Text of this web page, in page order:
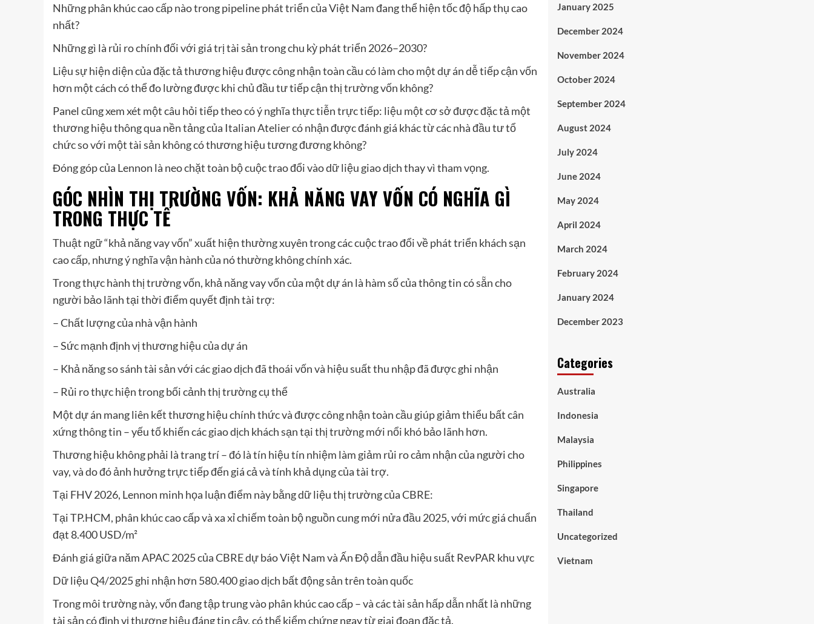
Những phân khúc cao cấp nào trong pipeline phát triển của Việt Nam đang thể hiện tốc độ hấp thụ cao
nhất?
Những gì là rủi ro chính đối với giá trị tài sản trong chu kỳ phát triển 2026–2030?
Liệu sự hiện diện của đặc tả thương hiệu được công nhận toàn cầu có làm cho một dự án dễ tiếp cận vốn
hơn một cách có thể đo lường được khi chủ đầu tư tiếp cận thị trường vốn không?
Panel cũng xem xét một câu hỏi tiếp theo có ý nghĩa thực tiễn trực tiếp: liệu một cơ sở được đặc tả một
thương hiệu thông qua nền tảng của Italian Atelier có nhận được đánh giá khác từ các nhà đầu tư tổ
chức so với một tài sản không có thương hiệu tương đương không?
Đóng góp của Lennon là neo chặt toàn bộ cuộc trao đổi vào dữ liệu giao dịch thay vì tham vọng.
GÓC NHÌN THỊ TRƯỜNG VỐN: KHẢ NĂNG VAY VỐN CÓ NGHĨA GÌ
TRONG THỰC TẾ
Thuật ngữ “khả năng vay vốn” xuất hiện thường xuyên trong các cuộc trao đổi về phát triển khách sạn
cao cấp, nhưng ý nghĩa vận hành của nó thường không chính xác.
Trong thực hành thị trường vốn, khả năng vay vốn của một dự án là hàm số của thông tin có sẵn cho
người bảo lãnh tại thời điểm quyết định tài trợ:
– Chất lượng của nhà vận hành
– Sức mạnh định vị thương hiệu của dự án
– Khả năng so sánh tài sản với các giao dịch đã thoái vốn và hiệu suất thu nhập đã được ghi nhận
– Rủi ro thực hiện trong bối cảnh thị trường cụ thể
Một dự án mang liên kết thương hiệu chính thức và được công nhận toàn cầu giúp giảm thiểu bất cân
xứng thông tin – yếu tố khiến các giao dịch khách sạn tại thị trường mới nổi khó bảo lãnh hơn.
Thương hiệu không phải là trang trí – đó là tín hiệu tín nhiệm làm giảm rủi ro cảm nhận của người cho
vay, và do đó ảnh hưởng trực tiếp đến giá cả và tính khả dụng của tài trợ.
Tại FHV 2026, Lennon minh họa luận điểm này bằng dữ liệu thị trường của CBRE:
Tại TP.HCM, phân khúc cao cấp và xa xỉ chiếm toàn bộ nguồn cung mới nửa đầu 2025, với mức giá chuẩn
đạt 8.400 USD/m²
Đánh giá giữa năm APAC 2025 của CBRE dự báo Việt Nam và Ấn Độ dẫn đầu hiệu suất RevPAR khu vực
Dữ liệu Q4/2025 ghi nhận hơn 580.400 giao dịch bất động sản trên toàn quốc
Trong môi trường này, vốn đang tập trung vào phân khúc cao cấp – và các tài sản hấp dẫn nhất là những
tài sản có định vị thương hiệu đáng tin cậy, có thể kiểm chứng ngay từ giai đoạn đặc tả.
January 2025
December 2024
November 2024
October 2024
September 2024
August 2024
July 2024
June 2024
May 2024
April 2024
March 2024
February 2024
January 2024
December 2023
Categories
Australia
Indonesia
Malaysia
Philippines
Singapore
Thailand
Uncategorized
Vietnam